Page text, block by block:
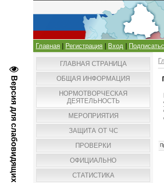
Версия для слабовидящих
Главная Регистрация Вход
ГЛАВНАЯ СТРАНИЦА
ОБЩАЯ ИНФОРМАЦИЯ
НОРМОТВОРЧЕСКАЯ
ДЕЯТЕЛЬНОСТЬ
МЕРОПРИЯТИЯ
ЗАЩИТА ОТ ЧС
ПРОВЕРКИ
ОФИЦИАЛЬНО
СТАТИСТИКА